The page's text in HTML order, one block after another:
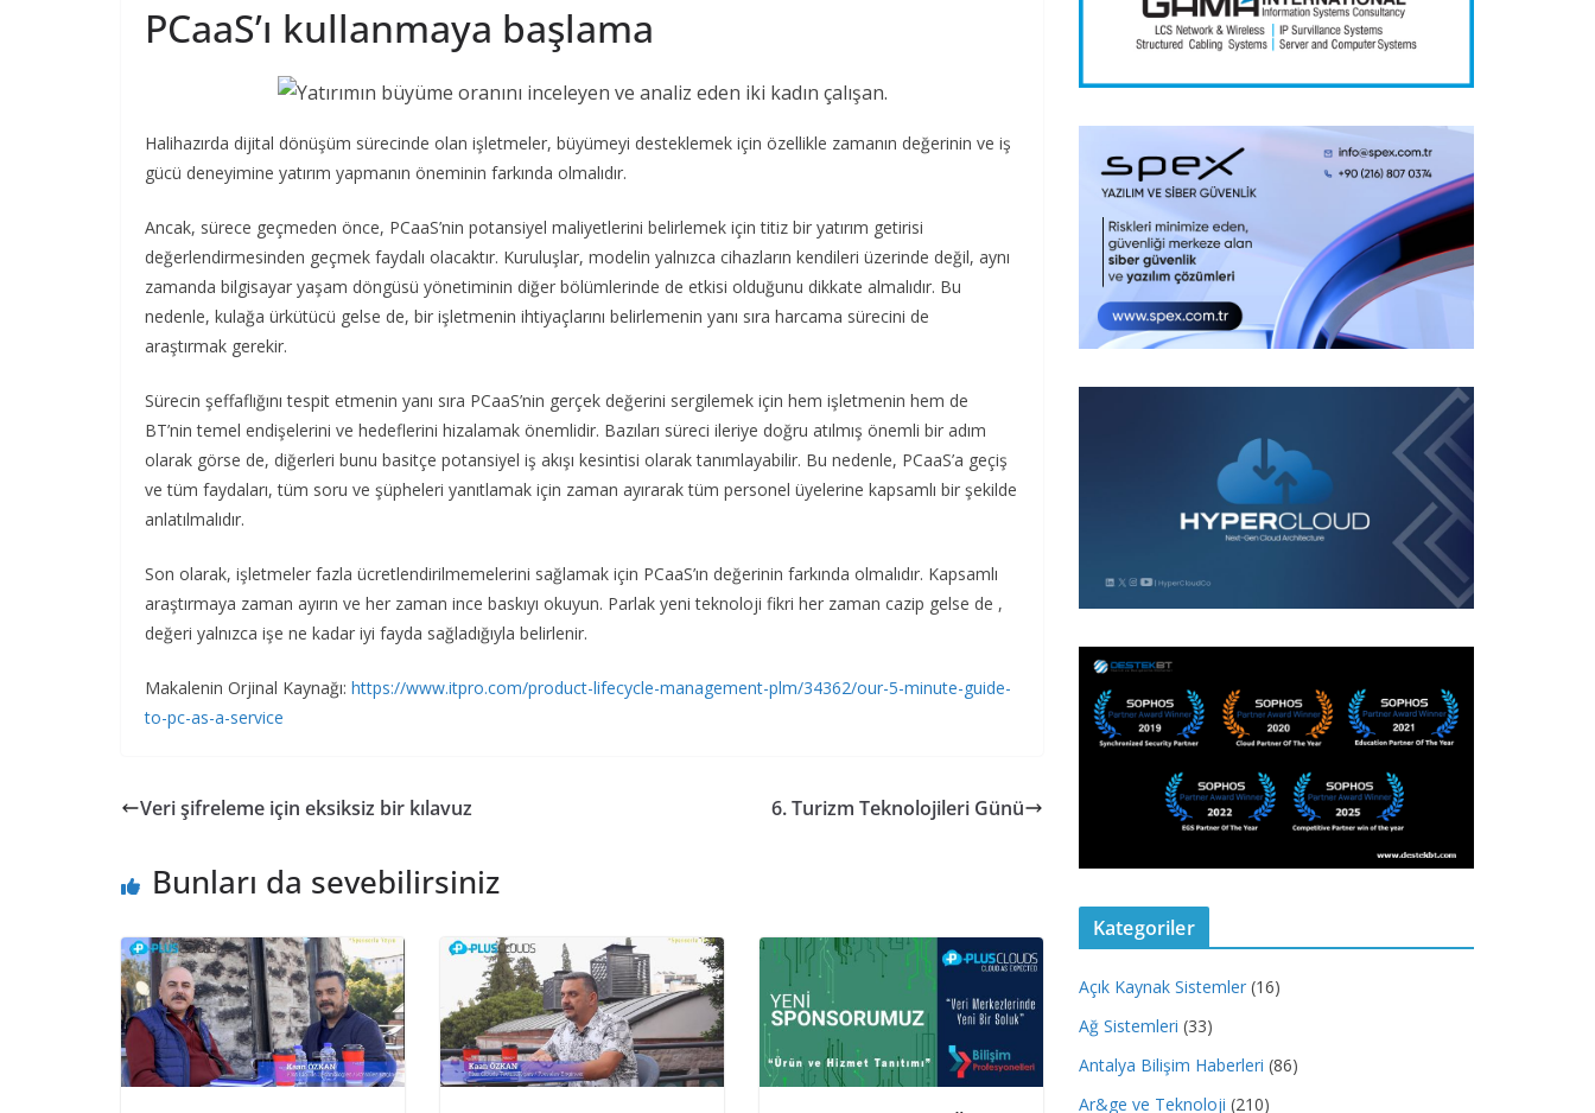
PCaaS’ı kullanmaya başlama
Halihazırda dijital dönüşüm sürecinde olan işletmeler, büyümeyi desteklemek için özellikle zamanın değerinin ve iş
gücü deneyimine yatırım yapmanın öneminin farkında olmalıdır.
Ancak, sürece geçmeden önce, PCaaS’nin potansiyel maliyetlerini belirlemek için titiz bir yatırım getirisi
değerlendirmesinden geçmek faydalı olacaktır. Kuruluşlar, modelin yalnızca cihazların kendileri üzerinde değil, aynı
zamanda bilgisayar yaşam döngüsü yönetiminin diğer bölümlerinde de etkisi olduğunu dikkate almalıdır. Bu
nedenle, kulağa ürkütücü gelse de, bir işletmenin ihtiyaçlarını belirlemenin yanı sıra harcama sürecini de
araştırmak gerekir.
Sürecin şeffaflığını tespit etmenin yanı sıra PCaaS’nin gerçek değerini sergilemek için hem işletmenin hem de
BT’nin temel endişelerini ve hedeflerini hizalamak önemlidir. Bazıları süreci ileriye doğru atılmış önemli bir adım
olarak görse de, diğerleri bunu basitçe potansiyel iş akışı kesintisi olarak tanımlayabilir. Bu nedenle, PCaaS’a geçiş
ve tüm faydaları, tüm soru ve şüpheleri yanıtlamak için zaman ayırarak tüm personel üyelerine kapsamlı bir şekilde
anlatılmalıdır.
Son olarak, işletmeler fazla ücretlendirilmemelerini sağlamak için PCaaS’ın değerinin farkında olmalıdır. Kapsamlı
araştırmaya zaman ayırın ve her zaman ince baskıyı okuyun. Parlak yeni teknoloji fikri her zaman cazip gelse de ,
değeri yalnızca işe ne kadar iyi fayda sağladığıyla belirlenir.
Makalenin Orjinal Kaynağı: https://www.itpro.com/product-lifecycle-management-plm/34362/our-5-minute-guide-
to-pc-as-a-service
Veri şifreleme için eksiksiz bir kılavuz 6. Turizm Teknolojileri Günü
Bunları da sevebilirsiniz
Kategoriler
Açık Kaynak Sistemler (16)
Ağ Sistemleri (33)
Antalya Bilişim Haberleri (86)
Ar&ge ve Teknoloji (210)